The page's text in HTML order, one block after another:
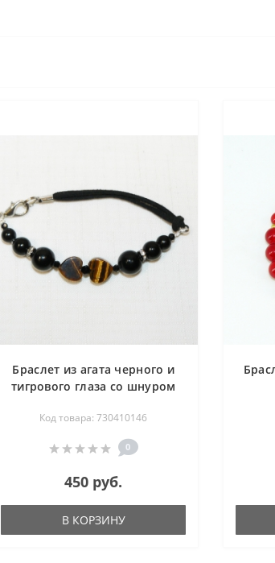
Браслет из агата черного и
тигрового глаза со шнуром
Код товара: 730410146
0
450 руб.
В КОРЗИНУ